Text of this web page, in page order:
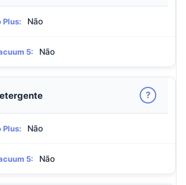
Plus: Não
5: Não
?
Plus: Não
5: Não